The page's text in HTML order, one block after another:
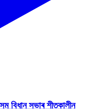
বিধান সভাৰ শীতকালীন
কুমাৰ ৰায়ৰ